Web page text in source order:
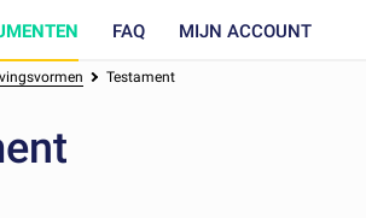
FAQ MIJN ACCOUNT
Testament